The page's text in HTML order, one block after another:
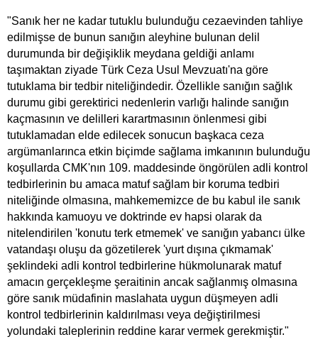
"Sanık her ne kadar tutuklu bulunduğu cezaevinden tahliye
edilmişse de bunun sanığın aleyhine bulunan delil
durumunda bir değişiklik meydana geldiği anlamı
taşımaktan ziyade Türk Ceza Usul Mevzuatı'na göre
tutuklama bir tedbir niteliğindedir. Özellikle sanığın sağlık
durumu gibi gerektirici nedenlerin varlığı halinde sanığın
kaçmasının ve delilleri karartmasının önlenmesi gibi
tutuklamadan elde edilecek sonucun başkaca ceza
argümanlarınca etkin biçimde sağlama imkanının bulunduğu
koşullarda CMK'nın 109. maddesinde öngörülen adli kontrol
tedbirlerinin bu amaca matuf sağlam bir koruma tedbiri
niteliğinde olmasına, mahkememizce de bu kabul ile sanık
hakkında kamuoyu ve doktrinde ev hapsi olarak da
nitelendirilen 'konutu terk etmemek' ve sanığın yabancı ülke
vatandaşı oluşu da gözetilerek 'yurt dışına çıkmamak'
şeklindeki adli kontrol tedbirlerine hükmolunarak matuf
amacın gerçekleşme şeraitinin ancak sağlanmış olmasına
göre sanık müdafinin maslahata uygun düşmeyen adli
kontrol tedbirlerinin kaldırılması veya değiştirilmesi
yolundaki taleplerinin reddine karar vermek gerekmiştir."